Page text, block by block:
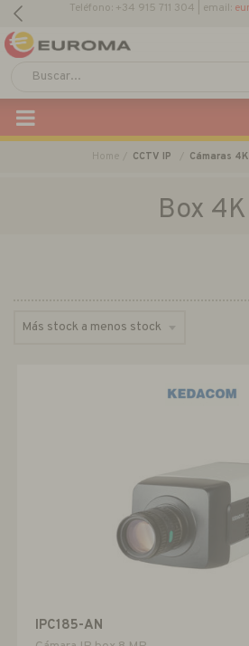
Home CCTV IP Cámaras 4K
Box 4K
IPC185-AN